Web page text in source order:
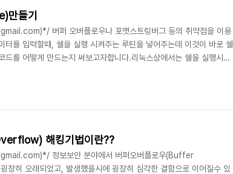
만들기
버퍼 오버플로우나 포맷스트링버그 등의 취약점을 이용
터를 입력할때, 쉘을 실행 시켜주는 루틴을 넣어주는데 이것이 바로 쉘
드를 어떻게 만드는지 써보고자합니다.리눅스상에서는 쉘을 실행시켜
습니다.아래와 같이 간단한 코딩을 해보겠습니다. ** 테스트한 환경
comp..
해킹기법이란??
정보보안 분야에서 버퍼오버플로우(Buffer
히 오래되었고, 발생했을시에 굉장히 심각한 결함으로 이어질수 있